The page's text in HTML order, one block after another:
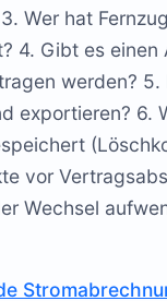
Wer hat
4. Gibt es einen
werden? 5.
exportieren? 6.
vor
Wechsel